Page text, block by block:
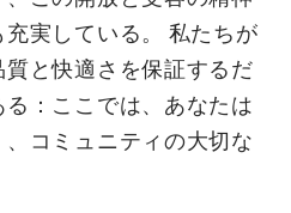
実している。 私たちが
と快適さを保証するだ
：ここでは、あなたは
コミュニティの大切な